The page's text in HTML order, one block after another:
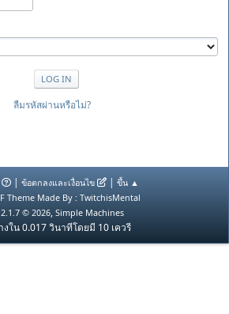
ลืมรหัสผ่านหรือไม่?
| ข้อตกลงและเงื่อนไข | ขึ้น ▲
Theme Made By : TwitchisMental
© 2026, Simple Machines
งใน 0.017 วินาทีโดยมี 10 เควรี